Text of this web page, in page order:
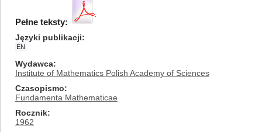
Pełne teksty:
Języki publikacji
EN
Wydawca
Institute of Mathematics Polish Academy of Sciences
Czasopismo
Fundamenta Mathematicae
Rocznik
1962